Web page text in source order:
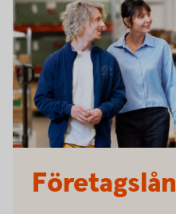
Företagslån